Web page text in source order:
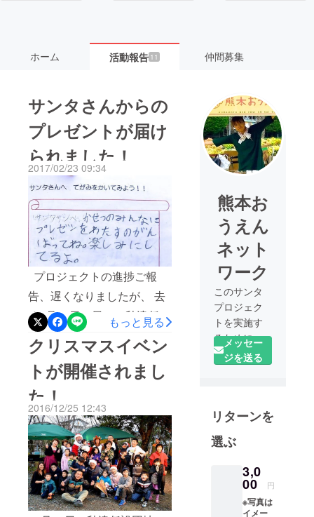
ホーム 活動報告 11 仲間募集
サンタさんからの
プレゼントが届け
られました！
2017/02/23 09:34
プロジェクトの進捗ご報
告、遅くなりましたが、 去
る2月12日（日）、秋津仮設
のこどもたちにプレゼント
を届けることができまし
た！ 本来であれば、1月
の半ばにプレゼントを渡す
予定でした。しかし、おも
ちゃ業界というのは、クリ
スマスとお正月が終わると
生産ラインがあまり稼働し
なくなるらしく、取り寄せ
にとても時間がかかってし
もっと見る
クリスマスイベン
トが開催されまし
た！
2016/12/25 12:43
熊本お
うえん
ネット
ワーク
このサンタ
プロジェク
トを実施す
るために、
大阪・箕面
で熊本の復
現地へのボ
派遣、活動
ティング等
でおこなっ
ている「熊
メッセー
ジを送る
リターンを
選ぶ
3,0
00 円
※写真は
イメー